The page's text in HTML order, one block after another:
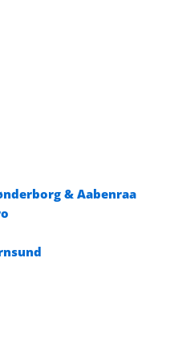
& Aabenraa